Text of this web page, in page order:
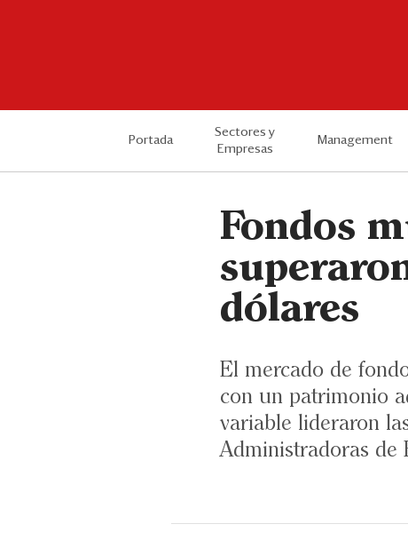
Portada
Sectores y
Empresas
Management
Fondos
dólares
El mercado de
con un patrimonio
variable lideraron
Administradoras de